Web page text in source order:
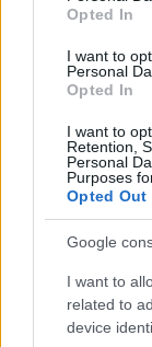
Opted In
I want to
Personal
Opted In
I want to
Retention,
Personal
Purposes
Opted Out
Google
I want to
related to
device
Felkészülési
Nya Ullevi, Göteborg
AC Milanvs
ELŐZŐ